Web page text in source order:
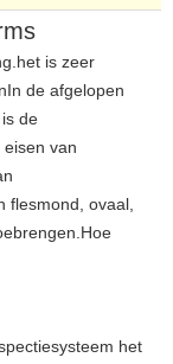
is zeer
de afgelopen
de
van
flesmond, ovaal,
het